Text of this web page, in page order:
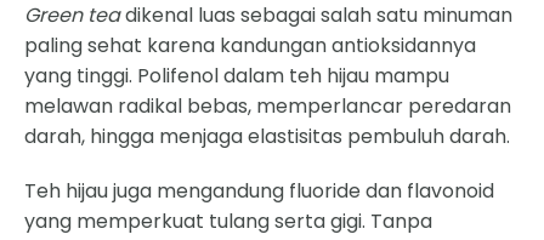
Green teadikenal luas sebagai salah satu minuman
paling sehat karena kandungan antioksidannya
yang tinggi. Polifenol dalam teh hijau mampu
melawan radikal bebas, memperlancar peredaran
darah, hingga menjaga elastisitas pembuluh darah.
Teh hijau juga mengandung fluoride dan flavonoid
yang memperkuat tulang serta gigi. Tanpa